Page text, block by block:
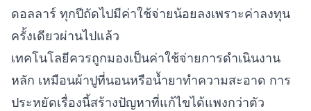
ดอลลาร์ ทุกปีถัดไปมีค่าใช้จ่ายน้อยลงเพราะค่าลงทุน
ครั้งเดียวผ่านไปแล้ว
เทคโนโลยีควรถูกมองเป็นค่าใช้จ่ายการดำเนินงาน
หลัก เหมือนผ้าปูที่นอนหรือน้ำยาทำความสะอาด การ
ประหยัดเรื่องนี้สร้างปัญหาที่แก้ไขได้แพงกว่าตัว